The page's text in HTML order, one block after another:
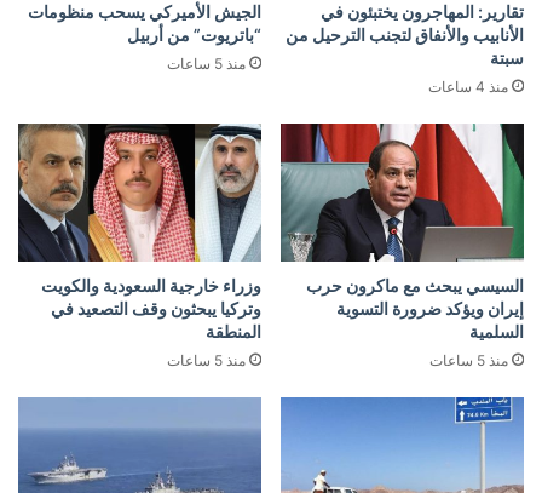
تقارير: المهاجرون يختبئون في
الأنابيب والأنفاق لتجنب الترحيل من
سبتة
منذ 4 ساعات
الجيش الأميركي يسحب منظومات
“باتريوت” من أربيل
منذ 5 ساعات
السيسي يبحث مع ماكرون حرب
إيران ويؤكد ضرورة التسوية
السلمية
منذ 5 ساعات
وزراء خارجية السعودية والكويت
وتركيا يبحثون وقف التصعيد في
المنطقة
منذ 5 ساعات